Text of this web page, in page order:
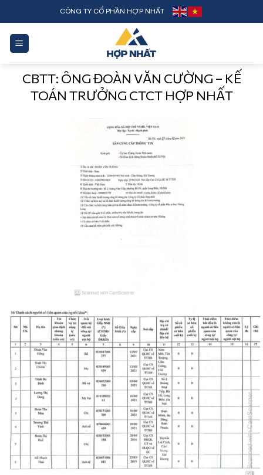
to
content
CÔNG TY CỔ PHẦN HỢP NHẤT
CBTT: ÔNG ĐOÀN VĂN CƯỜNG – KẾ
TOÁN TRƯỞNG CTCT HỢP NHẤT